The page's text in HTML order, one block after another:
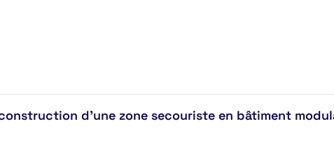
d'une zone secouriste en bâtiment